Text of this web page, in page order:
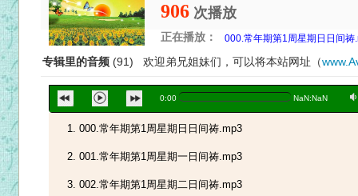
906 次播放
正在播放：
专辑里的音频 (91) 欢迎弟兄姐妹们，可以将本站网址（
0:00 NaN:NaN a
000.常年期第1周星期日日间祷
000.常年期第1周星期日日间祷.mp3
001.常年期第1周星期一日间祷.mp3
002.常年期第1周星期二日间祷.mp3